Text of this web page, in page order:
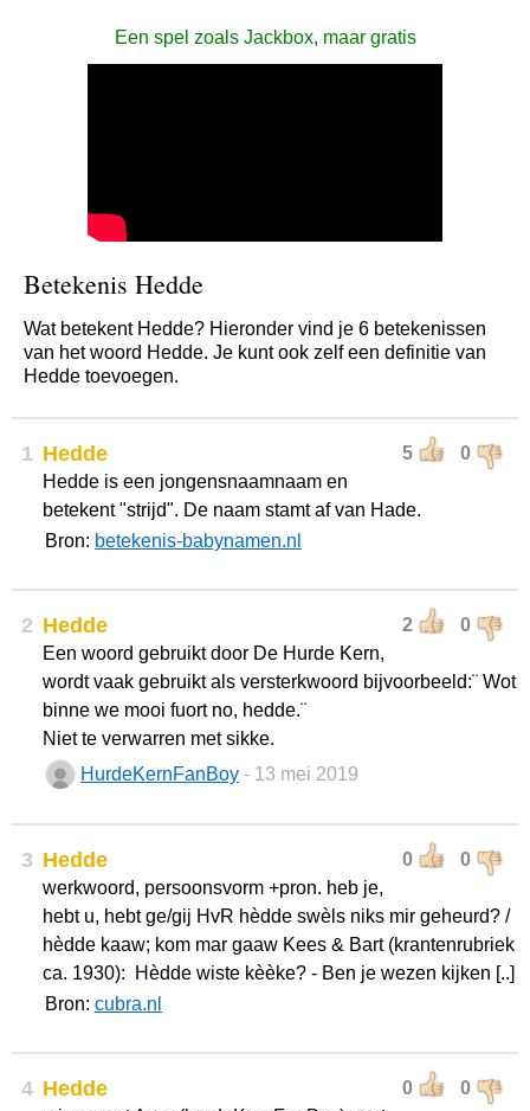
Een spel zoals Jackbox, maar gratis
Betekenis Hedde
Wat betekent Hedde? Hieronder vind je 6 betekenissen
van het woord Hedde. Je kunt ook zelf een definitie van
Hedde toevoegen.
1 5 0
Hedde
Hedde is een jongensnaamnaam en
betekent "strijd". De naam stamt af van Hade.
Bron: betekenis-babynamen.nl
2 2 0
Hedde
Een woord gebruikt door De Hurde Kern,
wordt vaak gebruikt als versterkwoord bijvoorbeeld:¨ Wot
binne we mooi fuort no, hedde.¨
Niet te verwarren met sikke.
HurdeKernFanBoy - 13 mei 2019
3 0 0
Hedde
werkwoord, persoonsvorm +pron. heb je,
hebt u, hebt ge/gij HvR hèdde swèls niks mir geheurd? /
hèdde kaaw; kom mar gaaw Kees & Bart (krantenrubriek
ca. 1930): Hèdde wiste kèèke? - Ben je wezen kijken [..]
Bron: cubra.nl
4 0 0
Hedde